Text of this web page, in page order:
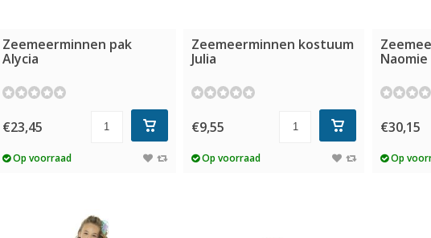
Zeemeerminnen pak
Alycia
€23,45
Op voorraad
Zeemeerminnen kostuum
Julia
€9,55
Op voorraad
Naomie
€30,15
Op